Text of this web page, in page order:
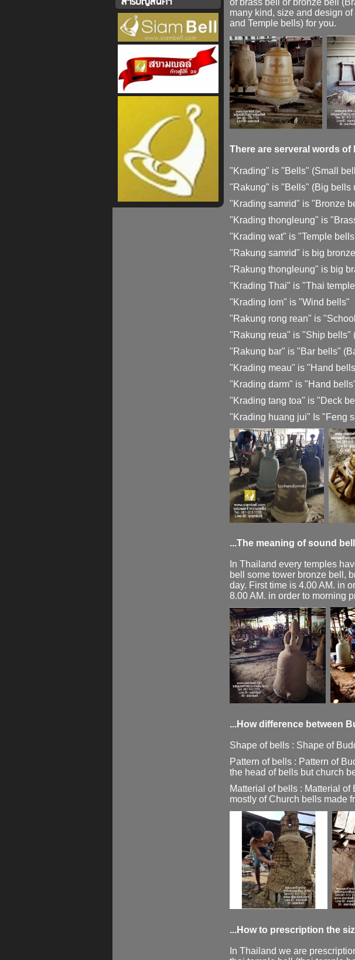
many kind, size and design of
and Temple bells) for you.
There are serveral words
"Krading" is "Bells" (Small
"Rakung" is "Bells" (Big bells
"Krading samrid" is "Bronze
"Krading thongleung" is "
"Krading wat" is "Temple bells
"Rakung samrid" is big
"Rakung thongleung" is big
"Krading Thai" is "Thai
"Krading lom" is "Wind bells"
"Rakung rong rean" is "
"Rakung reua" is "Ship bells"
"Rakung bar" is "Bar bells"
"Krading meau" is "Hand
"Krading darm" is "Hand bells
"Krading tang toa" is "Deck
"Krading huang jui" Is "Feng
...The meaning of sound
In Thailand every temples
bell some tower bronze bell,
day. First time is 4.00 AM. in
8.00 AM. in order to morning
...How difference between
Shape of bells : Shape of
Pattern of bells : Pattern of
the head of bells but church
Matterial of bells : Matterial
mostly of Church bells made
...How to prescription the
In Thailand we are